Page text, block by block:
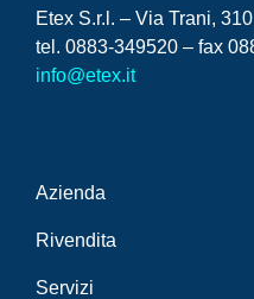
Etex S.r.l. – Via Trani,
tel. 0883-349520 – fax
info@etex.it
Azienda
Rivendita
Servizi